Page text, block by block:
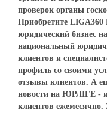
проверок органы
Приобретите
юридический бизнес
национальный
клиентов и
профиль со своими
отзывы клиентов. А
новости на ЮРЛІГЕ -
клиентов ежемесячно.